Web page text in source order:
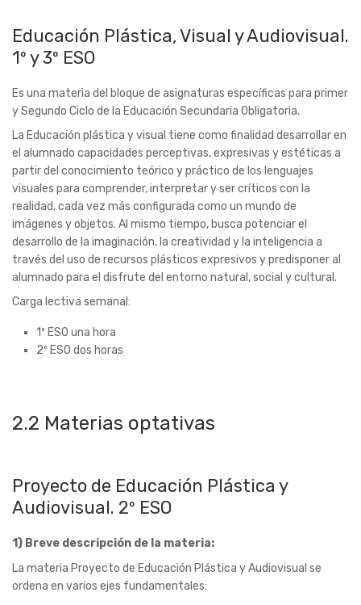
visuales para comprender, interpretar y ser críticos con la
realidad, cada vez más configurada como un mundo de
desarrollo de la imaginación, la creatividad y la inteligencia a
través del uso de recursos plásticos expresivos y predisponer al
alumnado para el disfrute del entorno natural, social y cultural.
Carga lectiva semanal:
1º ESO una hora
2º ESO dos horas
2.2 Materias optativas
Proyecto de Educación Plástica y
Audiovisual. 2º ESO
La materia Proyecto de Educación Plástica y Audiovisual se
ordena en varios ejes fundamentales:
Desarrollo de la capacidad expresiva y de la creatividad.
Desarrollo del pensamiento heterogéneo, de la
Los contenidos se estructuran en tres bloques:
En el primero, “Técnicas gráfico-plásticas”, se realizará una
primera toma de contacto e iniciación en diferentes técnicas